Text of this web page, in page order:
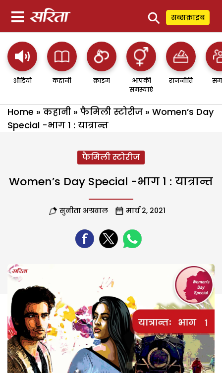
⚲ सब्सक्राइब
ऑडियो कहानी क्राइम
आपकी
समस्याएं
राजनीति
Home » कहानी » फैमिली स्टोरीज » Women’s Day
Special -भाग 1 : यात्रान्त
फैमिली स्टोरीज
Women’s Day Special -भाग 1 : यात्रान्त
सुनीता अग्रवाल मार्च 2, 2021